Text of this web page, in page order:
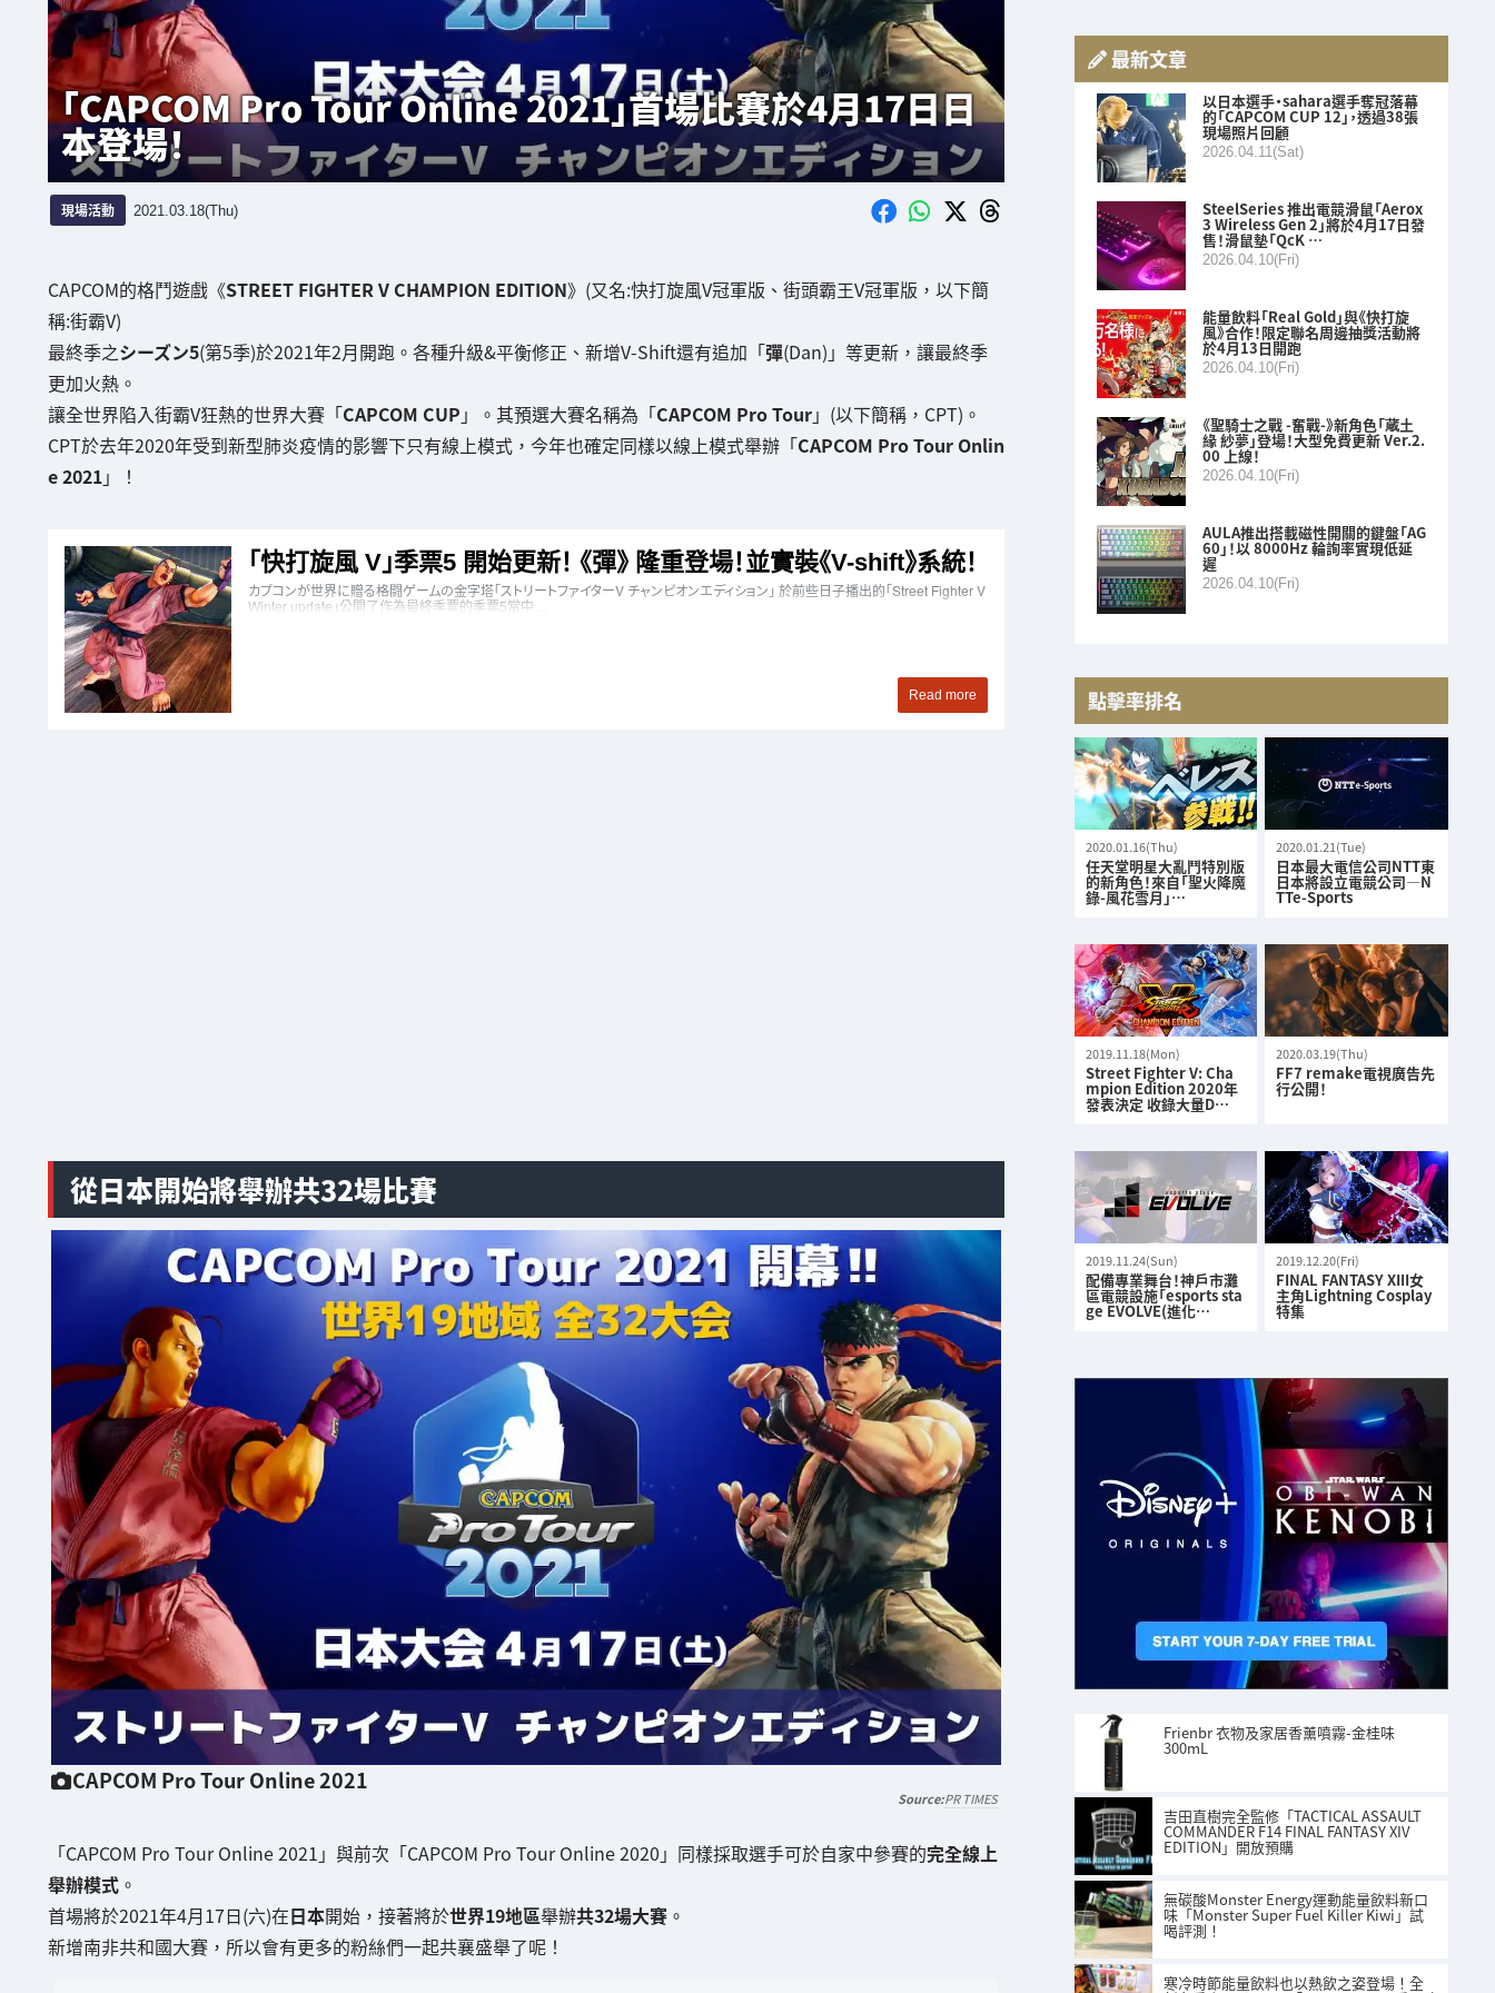
「CAPCOM Pro Tour Online 2021」首場比賽於4月17日日
本登場！
現場活動 2021.03.18(Thu)
CAPCOM的格鬥遊戲《STREET FIGHTER V CHAMPION EDITION》(又名:快打旋風V冠軍版、街頭霸王V冠軍版，以下簡
稱:街霸V)
最終季之シーズン5(第5季)於2021年2月開跑。各種升級&平衡修正、新增V-Shift還有追加「彈(Dan)」等更新，讓最終季
更加火熱。
讓全世界陷入街霸V狂熱的世界大賽「CAPCOM CUP 」。其預選大賽名稱為「CAPCOM Pro Tour」(以下簡稱，CPT)。
CPT於去年2020年受到新型肺炎疫情的影響下只有線上模式，今年也確定同樣以線上模式舉辦「CAPCOM Pro Tour Onlin
e 2021」！
從日本開始將舉辦共32場比賽
CAPCOM Pro Tour Online 2021
PR TIMES
「CAPCOM Pro Tour Online 2021」與前次「CAPCOM Pro Tour Online 2020」同樣採取選手可於自家中參賽的完全線上
舉辦模式。
首場將於2021年4月17日(六)在日本開始，接著將於世界19地區舉辦共32場大賽。
新增南非共和國大賽，所以會有更多的粉絲們一起共襄盛舉了呢！
最新文章
以日本選手・sahara選手奪冠落幕
的「CAPCOM CUP 12」，透過38張
現場照片回顧
2026.04.11(Sat)
SteelSeries 推出電競滑鼠「Aerox
3 Wireless Gen 2」將於4月17日發
售！滑鼠墊「QcK …
2026.04.10(Fri)
能量飲料「Real Gold」與《快打旋
風》合作！限定聯名周邊抽獎活動將
於4月13日開跑
2026.04.10(Fri)
《聖騎士之戰 -奮戰-》新角色「蔵土
緣 紗夢」登場！大型免費更新 Ver.2.
00 上線！
2026.04.10(Fri)
AULA推出搭載磁性開關的鍵盤「AG
60」！以 8000Hz 輪詢率實現低延
遲
2026.04.10(Fri)
點擊率排名
2020.01.16(Thu)
任天堂明星大亂鬥特別版
的新角色！來自「聖火降魔
錄-風花雪月」…
2020.01.21(Tue)
日本最大電信公司NTT東
日本將設立電競公司—N
TTe-Sports
2019.11.18(Mon)
Street Fighter V: Cha
mpion Edition 2020年
發表決定 收錄大量D…
2020.03.19(Thu)
FF7 remake電視廣告先
行公開！
2019.11.24(Sun)
配備專業舞台！神戶市灘
區電競設施「esports sta
ge EVOLVE(進化…
2019.12.20(Fri)
FINAL FANTASY XIII女
主角Lightning Cosplay
特集
Frienbr 衣物及家居香薰噴霧-金桂味
300mL
吉田直樹完全監修「TACTICAL ASSAULT
COMMANDER F14 FINAL FANTASY XIV
EDITION」開放預購
無碳酸Monster Energy運動能量飲料新口
味「Monster Super Fuel Killer Kiwi」試
喝評測！
寒冷時節能量飲料也以熱飲之姿登場！全